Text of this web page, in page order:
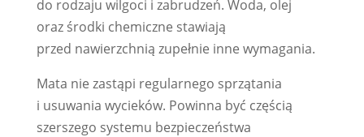
do rodzaju wilgoci i zabrudzeń. Woda, olej
oraz środki chemiczne stawiają
przed nawierzchnią zupełnie inne wymagania.
Mata nie zastąpi regularnego sprzątania
i usuwania wycieków. Powinna być częścią
szerszego systemu bezpieczeństwa